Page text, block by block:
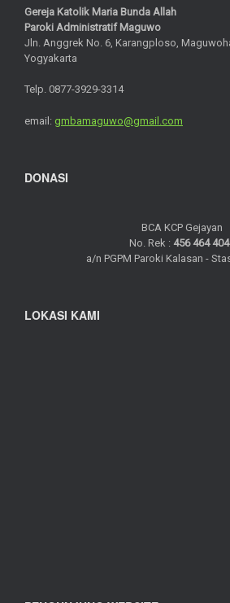
Gereja Katolik Maria Bunda Allah
Paroki Administratif Maguwo
Jln. Anggrek No. 6, Karangploso,
Yogyakarta
Telp. 0877-3929-3314
email: gmbamaguwo@gmail.com
DONASI
BCA KCP Gejayan
No. Rek : 456 464
a/n PGPM Paroki Kalasan -
LOKASI KAMI